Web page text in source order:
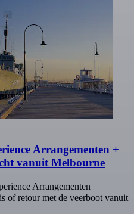
Arrangementen +
vanuit Melbourne
Arrangementen
of retour met de veerboot vanuit